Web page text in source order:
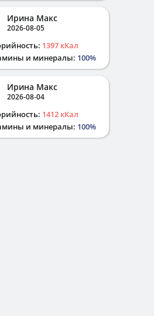
Ирина Макс
2026-08-05
1397 кКал
и минералы: 100%
Ирина Макс
2026-08-04
1412 кКал
и минералы: 100%